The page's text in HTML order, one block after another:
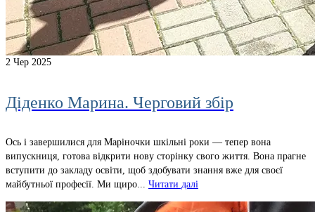
2 Чер 2025
Діденко Марина. Черговий збір
Ось і завершилися для Маріночки шкільні роки — тепер вона
випускниця, готова відкрити нову сторінку свого життя. Вона прагне
вступити до закладу освіти, щоб здобувати знання вже для своєї
майбутньої професії. Ми щиро... Читати далі